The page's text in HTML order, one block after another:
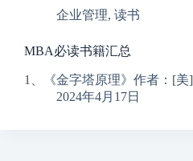
企业管理, 读书
MBA必读书籍汇总
1、《金字塔原理》作者：[
2024年4月17日